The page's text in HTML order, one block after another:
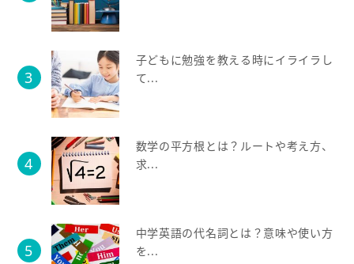
子どもに勉強を教える時にイライラし
て...
数学の平方根とは？ルートや考え方、
求...
中学英語の代名詞とは？意味や使い方
を...